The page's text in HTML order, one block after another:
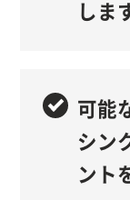
しま
可能
シン
ント